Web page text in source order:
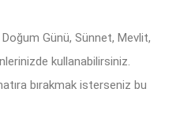
Doğum Günü, Sünnet, Mevlit,
kullanabilirsiniz.
bırakmak isterseniz bu